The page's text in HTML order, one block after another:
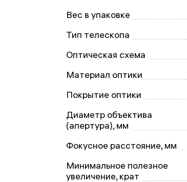
Вес в упаковке
Тип телескопа
Оптическая схема
Материал оптики
Покрытие оптики
Диаметр объектива
(апертура), мм
Фокусное расстояние, мм
Минимальное полезное
увеличение, крат